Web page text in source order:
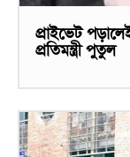
প্রাইভেট
প্রতিমন্ত্রী পুতুল